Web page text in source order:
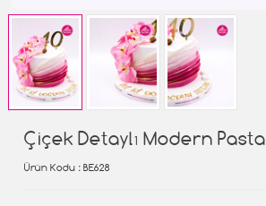
Çiçek Detaylı Modern Pasta
Ürün Kodu : BE628